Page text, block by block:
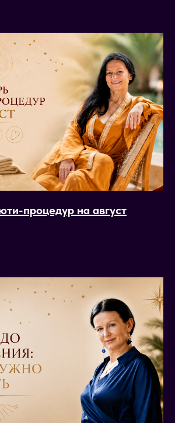
процедур на август